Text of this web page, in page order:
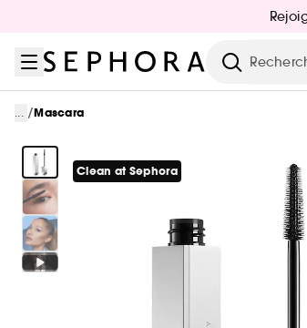
Recherche
... /Mascara
Clean at Sephora